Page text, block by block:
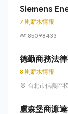
Siemens
7 則薪水情報
85098433
德勤商務法
8 則薪水情報
台北市信義區
盧森堡商濂